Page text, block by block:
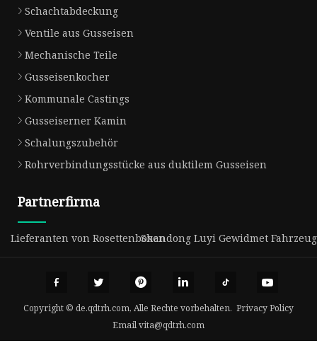
Schachtabdeckung
Ventile aus Gusseisen
Mechanische Teile
Gusseisenkocher
Kommunale Castings
Gusseiserner Kamin
Schalungszubehör
Rohrverbindungsstücke aus duktilem Gusseisen
Partnerfirma
Lieferanten von RosettenboxenShandong Luyi Gewidmet
Copyright © de.qdtrh.com, Alle Rechte vorbehalten. Privacy Policy
Emailvita@qdtrh.com